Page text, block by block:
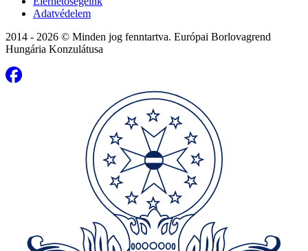
Adatvédelem
2014 - 2026 © Minden jog fenntartva. Európai Borlovagrend
Hungária Konzulátusa